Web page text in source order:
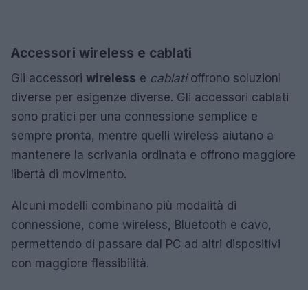
Accessori wireless e cablati
Gli accessori wireless e cablatioffrono soluzioni
diverse per esigenze diverse. Gli accessori cablati
sono pratici per una connessione semplice e
sempre pronta, mentre quelli wireless aiutano a
mantenere la scrivania ordinata e offrono maggiore
libertà di movimento.
Alcuni modelli combinano più modalità di
connessione, come wireless, Bluetooth e cavo,
permettendo di passare dal PC ad altri dispositivi
con maggiore flessibilità.